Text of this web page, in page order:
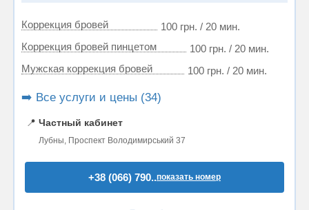
Коррекция бровей
100 грн. / 20 мин.
Коррекция бровей пинцетом
100 грн. / 20 мин.
Мужская коррекция бровей
100 грн. / 20 мин.
➡️ Все услуги и цены (34)
📍 Частный кабинет
Лубны, Проспект Володимирський 37
+38 (066) 790..показать номер